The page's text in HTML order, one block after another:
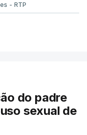
- RTP
do padre
sexual de